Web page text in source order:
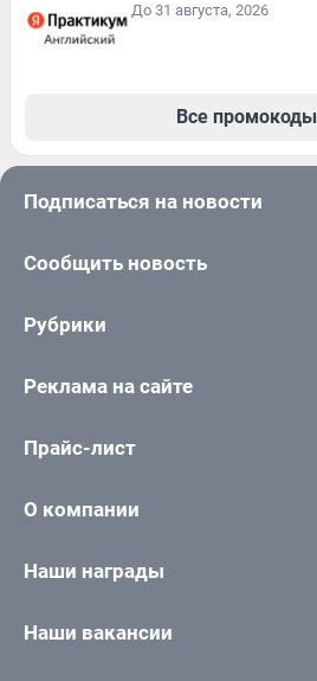
До 31 августа, 2026
Все промокоды
Подписаться на новости
Сообщить новость
Рубрики
Реклама на сайте
Прайс-лист
О компании
Наши награды
Наши вакансии